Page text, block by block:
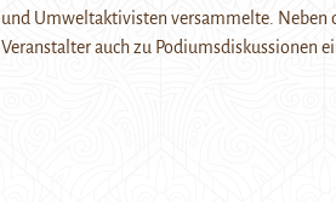
und Umweltaktivisten versammelte. Neben
Veranstalter auch zu Podiumsdiskussionen